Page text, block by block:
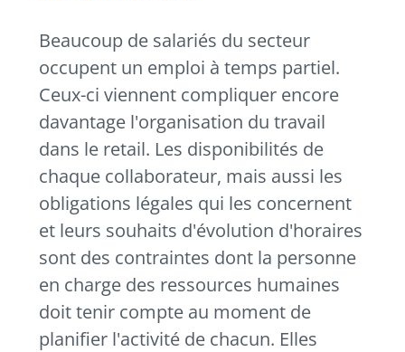
Beaucoup de salariés du secteur
occupent un emploi à temps partiel.
Ceux-ci viennent compliquer encore
davantage l'organisation du travail
dans le retail. Les disponibilités de
chaque collaborateur, mais aussi les
obligations légales qui les concernent
et leurs souhaits d'évolution d'horaires
sont des contraintes dont la personne
en charge des ressources humaines
doit tenir compte au moment de
planifier l'activité de chacun. Elles